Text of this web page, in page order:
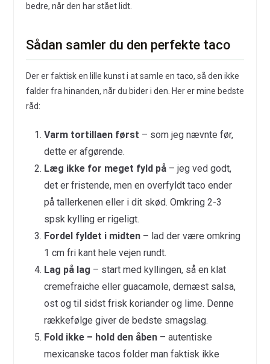
bedre, når den har stået lidt.
Sådan samler du den perfekte taco
Der er faktisk en lille kunst i at samle en taco, så den ikke
falder fra hinanden, når du bider i den. Her er mine bedste
råd:
Varm tortillaen først – som jeg nævnte før,
dette er afgørende.
Læg ikke for meget fyld på– jeg ved godt,
det er fristende, men en overfyldt taco ender
på tallerkenen eller i dit skød. Omkring 2-3
spsk kylling er rigeligt.
Fordel fyldet i midten– lad der være omkring
1 cm fri kant hele vejen rundt.
Lag på lag – start med kyllingen, så en klat
cremefraiche eller guacamole, dernæst salsa,
ost og til sidst frisk koriander og lime. Denne
rækkefølge giver de bedste smagslag.
Fold ikke – hold den åben– autentiske
mexicanske tacos folder man faktisk ikke